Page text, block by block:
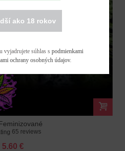
65 reviews
5.60 €
ako 18 rokov
vyjadrujete súhlas s podmienkami
ochrany osobných údajov.